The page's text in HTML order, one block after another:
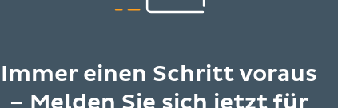
Immer einen Schritt voraus